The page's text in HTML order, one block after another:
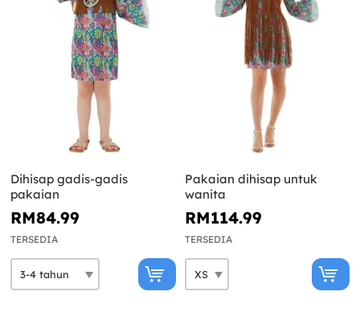
Dihisap gadis-gadis
pakaian
RM84.99
TERSEDIA
Pakaian dihisap untuk
wanita
RM114.99
TERSEDIA